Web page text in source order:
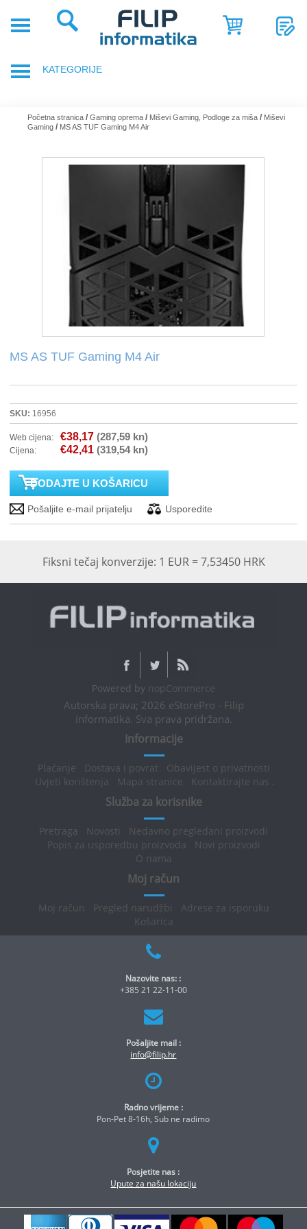
POSLOVNA
SERVIS
NOVOSTI
REFERENCE
KATEGORIJE
SMARTPHONE, MOBITELI
KOMPONENTE RAČUNALA
SOFTWARE
POS OPREMA
PERIFERIJA
PROJEKTORI
Početna stranica / Gaming oprema / Miševi Gaming, Podloge za miša / Miševi
Gaming / MS AS TUF Gaming M4 Air
MS AS TUF Gaming M4 Air
SKU: 16956
Web cijena: €38,17 (287,59 kn)
Cijena: €42,41 (319,54 kn)
Fiksni tečaj konverzije: 1 EUR = 7,53450 HRK
Powered by nopCommerce
Autorska prava; 2026 eStorePro - Filip
informatika. Sva prava pridržana.
Informacije
Plaćanje Dostava i povrat
Obavijest o privatnosti
Uvjeti korištenja
Mapa stranice Kontaktirajte nas .
Služba za korisnike
Pretraga Novosti
Nedavno pregledani proizvodi
Popis za usporedbu proizvoda
Novi proizvodi
O nama
Moj račun
Moj račun Pregled narudžbi
Adrese za isporuku
Košarica
Nazovite nas: :
+385 21 22-11-00
Pošaljite mail :
info@filip.hr
Radno vrijeme :
Pon-Pet 8-16h, Sub ne radimo
Posjetite nas :
Upute za našu lokaciju